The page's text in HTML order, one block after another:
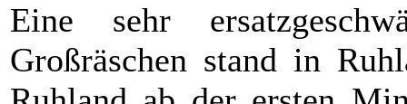
Eine sehr
Großräschen stand in